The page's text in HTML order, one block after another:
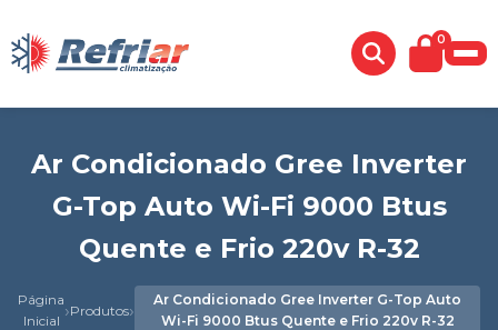
0
Ar Condicionado Gree Inverter
G-Top Auto Wi-Fi 9000 Btus
Quente e Frio 220v R-32
Página
Inicial ›Produtos›
Ar Condicionado Gree Inverter G-Top Auto
Wi-Fi 9000 Btus Quente e Frio 220v R-32